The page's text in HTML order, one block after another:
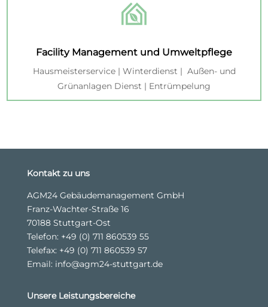
Facility Management und Umweltpflege
Hausmeisterservice | Winterdienst | Außen- und
Grünanlagen Dienst | Entrümpelung
Kontakt zu uns
AGM24 Gebäudemanagement GmbH
Franz-Wachter-Straße 16
70188 Stuttgart-Ost
Telefon: +49 (0) 711 860539 55
Telefax: +49 (0) 711 860539 57
Email: info@agm24-stuttgart.de
Unsere Leistungsbereiche